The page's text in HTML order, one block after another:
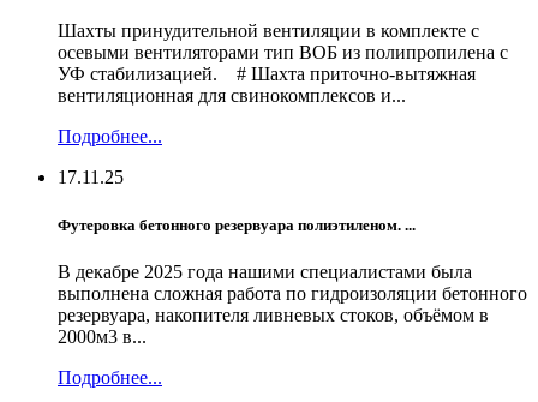
Шахты принудительной вентиляции в комплекте с
осевыми вентиляторами тип ВОБ из полипропилена с
УФ стабилизацией. # Шахта приточно-вытяжная
вентиляционная для свинокомплексов и...
Подробнее...
17.11.25
Футеровка бетонного резервуара полиэтиленом. ...
В декабре 2025 года нашими специалистами была
выполнена сложная работа по гидроизоляции бетонного
резервуара, накопителя ливневых стоков, объёмом в
2000м3 в...
Подробнее...